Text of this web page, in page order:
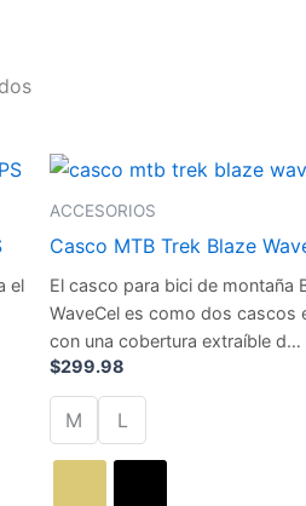
el
ACCESORIOS
Casco MTB Trek Blaze
El casco para bici de montaña
WaveCel es como dos cascos
con una cobertura extraíble d…
$299.98
M L